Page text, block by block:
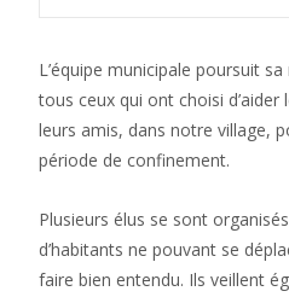
L’équipe municipale poursuit
tous ceux qui ont choisi
leurs amis, dans notre village,
période de confinement.
Plusieurs élus se sont
d’habitants ne pouvant se
faire bien entendu. Ils veillent